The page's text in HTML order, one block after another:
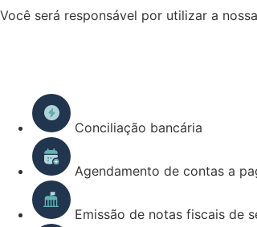
Você será responsável por utilizar a
Conciliação bancária
Agendamento de contas a
Emissão de notas fiscais de